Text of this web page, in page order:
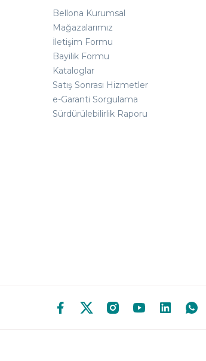
Bellona Kurumsal
Mağazalarımız
İletişim Formu
Bayilik Formu
Kataloglar
Satış Sonrası Hizmetler
e-Garanti Sorgulama
Sürdürülebilirlik Raporu